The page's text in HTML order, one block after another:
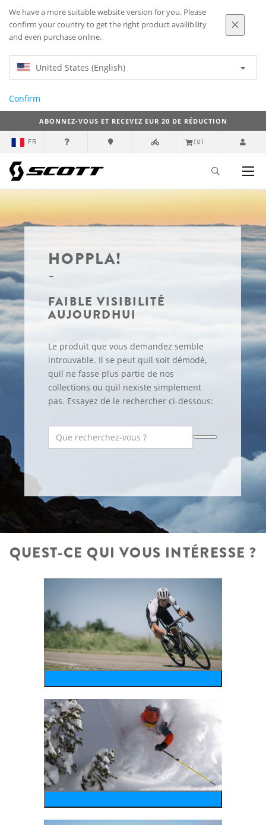
We have a more suitable website version for you. Please
confirm your country to get the right product availibility
and even purchase online.
United States (English)
Confirm
ABONNEZ-VOUS ET RECEVEZ EUR 20 DE RÉDUCTION
FR (0)
HOPPLA!
FAIBLE VISIBILITÉ
AUJOURDHUI
Le produit que vous demandez semble
introuvable. Il se peut quil soit démodé,
quil ne fasse plus partie de nos
collections ou quil nexiste simplement
pas. Essayez de le rechercher ci-dessous:
QUEST-CE QUI VOUS INTÉRESSE ?